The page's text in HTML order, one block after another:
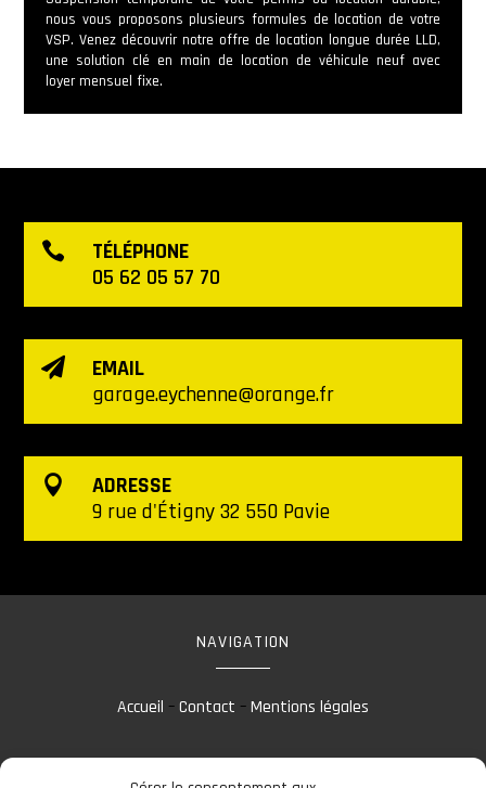
nous vous proposons plusieurs formules de location de votre
VSP. Venez découvrir notre offre de location longue durée LLD,
une solution clé en main de location de véhicule neuf avec
loyer mensuel fixe.

TÉLÉPHONE
05 62 05 57 70

EMAIL
garage.eychenne@orange.fr

ADRESSE
9 rue d'Étigny 32 550 Pavie
NAVIGATION
Accueil –Contact –Mentions légales